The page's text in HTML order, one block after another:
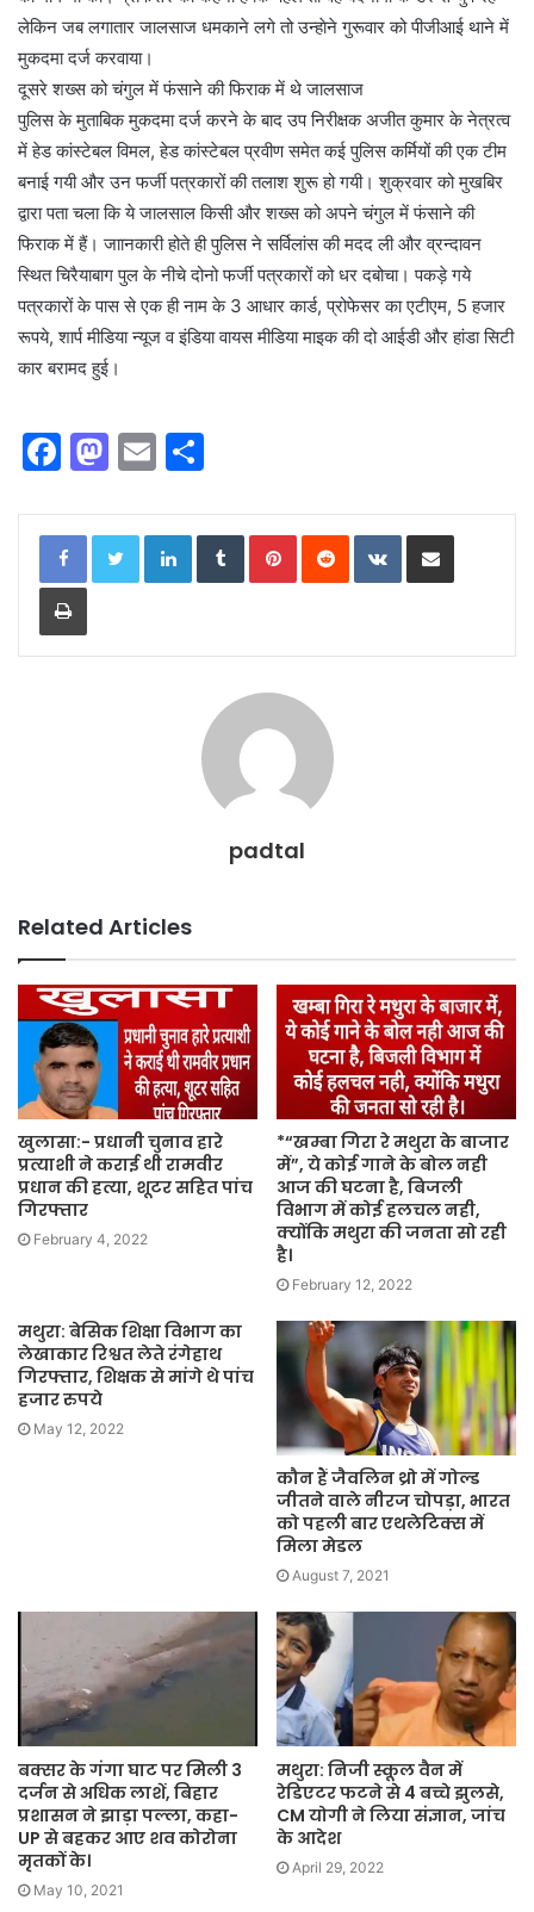
लेकिन जब लगातार जालसाज धमकाने लगे तो उन्हाेने गुरूवार को पीजीआई थाने में
मुकदमा दर्ज करवाया।
दूसरे शख्स को चंगुल में फंसाने की फिराक में थे जालसाज
पुलिस के मुताबिक मुकदमा दर्ज करने के बाद उप निरीक्षक अजीत कुमार के नेत्रत्व
में हेड कांस्टेबल विमल, हेड कांस्टेबल प्रवीण समेत कई पुलिस कर्मियों की एक टीम
बनाई गयी और उन फर्जी पत्रकारों की तलाश शुरू हो गयी। शुक्रवार को मुखबिर
द्वारा पता चला कि ये जालसाल किसी और शख्स को अपने चंगुल में फंसाने की
फिराक में हैं। जाानकारी होते ही पुलिस ने सर्विलांस की मदद ली और व्रन्दावन
स्थित चिरैयाबाग पुल के नीचे दोनो फर्जी पत्रकारों को धर दबोचा। पकड़े गये
पत्रकारों के पास से एक ही नाम के 3 आधार कार्ड, प्रोफेसर का एटीएम, 5 हजार
रूपये, शार्प मीडिया न्यूज व इंडिया वायस मीडिया माइक की दो आईडी और हांडा सिटी
कार बरामद हुई।
F
c
e
b
o
M
st
o
E
ai
l
ar
e
LinkedInTumblrPinterestReddit VKontakteShare via Email
Print
padtal
Related Articles
खुलासा:- प्रधानी चुनाव हारे
प्रत्याशी ने कराई थी रामवीर
प्रधान की हत्या, शूटर सहित पांच
गिरफ्तार
February 4, 2022
*“खम्बा गिरा रे मथुरा के बाजार
में”, ये कोई गाने के बोल नही
आज की घटना है, बिजली
विभाग में कोई हलचल नही,
क्योंकि मथुरा की जनता सो रही
है।
February 12, 2022
मथुरा: बेसिक शिक्षा विभाग का
लेखाकार रिश्वत लेते रंगेहाथ
गिरफ्तार, शिक्षक से मांगे थे पांच
हजार रुपये
May 12, 2022
कौन हैं जैवलिन थ्रो में गोल्ड
जीतने वाले नीरज चोपड़ा, भारत
को पहली बार एथलेटिक्स में
मिला मेडल
August 7, 2021
बक्सर के गंगा घाट पर मिली 3
दर्जन से अधिक लाशें, बिहार
प्रशासन ने झाड़ा पल्ला, कहा-
UP से बहकर आए शव कोरोना
मृतकों के।
May 10, 2021
मथुरा: निजी स्कूल वैन में
रेडिएटर फटने से 4 बच्चे झुलसे,
CM योगी ने लिया संज्ञान, जांच
के आदेश
April 29, 2022